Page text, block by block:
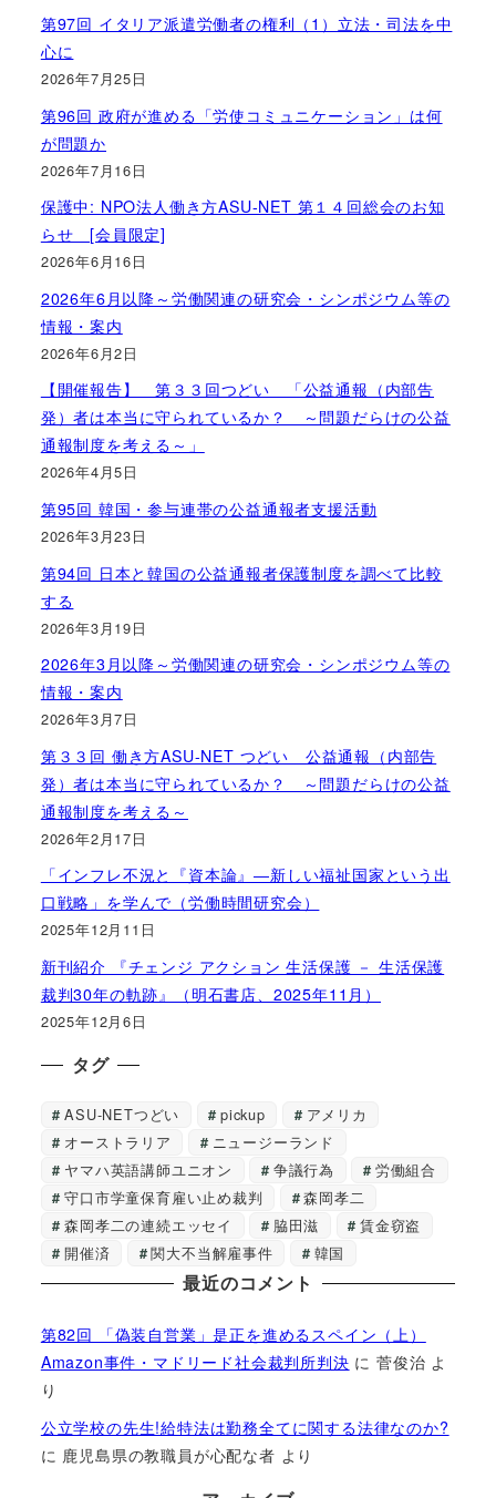
第97回 イタリア派遣労働者の権利（1）立法・司法を中
心に
2026年7月25日
第96回 政府が進める「労使コミュニケーション」は何
が問題か
2026年7月16日
保護中: NPO法人働き方ASU-NET 第１４回総会のお知
らせ [会員限定]
2026年6月16日
2026年6月以降～労働関連の研究会・シンポジウム等の
情報・案内
2026年6月2日
【開催報告】 第３３回つどい 「公益通報（内部告
発）者は本当に守られているか？ ～問題だらけの公益
通報制度を考える～」
2026年4月5日
第95回 韓国・参与連帯の公益通報者支援活動
2026年3月23日
第94回 日本と韓国の公益通報者保護制度を調べて比較
する
2026年3月19日
2026年3月以降～労働関連の研究会・シンポジウム等の
情報・案内
2026年3月7日
第３３回 働き方ASU-NET つどい 公益通報（内部告
発）者は本当に守られているか？ ～問題だらけの公益
通報制度を考える～
2026年2月17日
「インフレ不況と『資本論』―新しい福祉国家という出
口戦略」を学んで（労働時間研究会）
2025年12月11日
新刊紹介 『チェンジ アクション 生活保護 － 生活保護
裁判30年の軌跡』（明石書店、2025年11月）
2025年12月6日
タグ
ASU-NETつどい pickup
アメリカ
オーストラリア
ニュージーランド
ヤマハ英語講師ユニオン
争議行為
労働組合
守口市学童保育雇い止め裁判
森岡孝二
森岡孝二の連続エッセイ
脇田滋
賃金窃盗
開催済
関大不当解雇事件 韓国
最近のコメント
第82回 「偽装自営業」是正を進めるスペイン（上）
Amazon事件・マドリード社会裁判所判決 に菅俊治 よ
り
公立学校の先生!給特法は勤務全てに関する法律なのか?
に 鹿児島県の教職員が心配な者 より